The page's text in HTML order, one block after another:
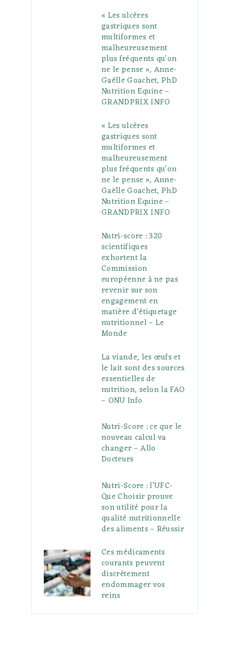
e
P
u
s
g
r
a
r
e
s
« Les ulcères
gastriques sont
multiformes et
malheureusement
plus fréquents qu’on
ne le pense », Anne-
Gaëlle Goachet, PhD
Nutrition Equine –
GRANDPRIX INFO
« Les ulcères
gastriques sont
multiformes et
malheureusement
plus fréquents qu’on
ne le pense », Anne-
Gaëlle Goachet, PhD
Nutrition Equine –
GRANDPRIX INFO
Nutri-score : 320
scientifiques
exhortent la
Commission
européenne à ne pas
revenir sur son
engagement en
matière d’étiquetage
nutritionnel – Le
Monde
La viande, les œufs et
le lait sont des sources
essentielles de
nutrition, selon la FAO
– ONU Info
Nutri-Score : ce que le
nouveau calcul va
changer – Allo
Docteurs
Nutri-Score : l’UFC-
Que Choisir prouve
son utilité pour la
qualité nutritionnelle
des aliments – Réussir
Ces médicaments
courants peuvent
discrètement
endommager vos
reins